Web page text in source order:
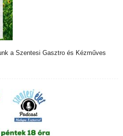
a Szentesi Gasztro és Kézműves